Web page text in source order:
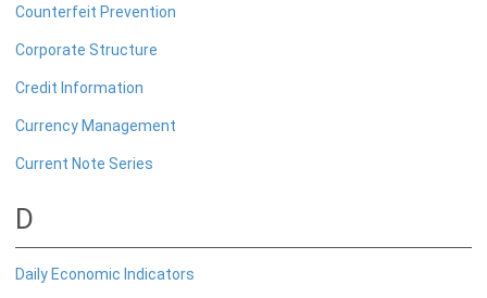
அதிகாரம்பெற்ற பணத்தரகர்கள் ஒழுங்குவிதிகள்
பேரண்ட முன்மதியுடைய கண்காணிப்பு
நிதியியல் வசதிக்குட்படுத்தல்
நிதியியல் சந்தைகள்
பொதுநோக்கு
Counterfeit Prevention
Corporate Structure
Credit Information
Currency Management
Current Note Series
D
Daily Economic Indicators